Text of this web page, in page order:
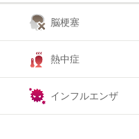
脳梗塞
熱中症
インフルエンザ